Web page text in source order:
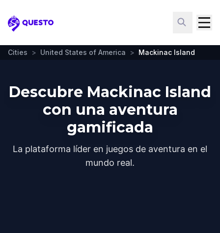
Questo
Cities > United States of America > Mackinac Island
Descubre Mackinac Island
con una aventura
gamificada
La plataforma líder en juegos de aventura en el
mundo real.